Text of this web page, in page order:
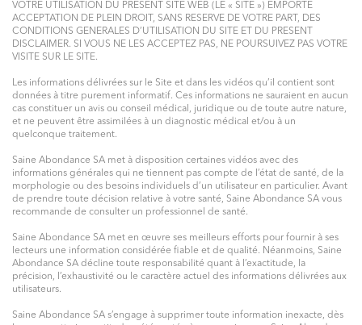
VOTRE UTILISATION DU PRESENT SITE WEB (LE « SITE ») EMPORTE
ACCEPTATION DE PLEIN DROIT, SANS RESERVE DE VOTRE PART, DES
CONDITIONS GENERALES D’UTILISATION DU SITE ET DU PRESENT
DISCLAIMER. SI VOUS NE LES ACCEPTEZ PAS, NE POURSUIVEZ PAS VOTRE
VISITE SUR LE SITE.
Les informations délivrées sur le Site et dans les vidéos qu’il contient sont
données à titre purement informatif. Ces informations ne sauraient en aucun
cas constituer un avis ou conseil médical, juridique ou de toute autre nature,
et ne peuvent être assimilées à un diagnostic médical et/ou à un
quelconque traitement.
Saine Abondance SA met à disposition certaines vidéos avec des
informations générales qui ne tiennent pas compte de l’état de santé, de la
morphologie ou des besoins individuels d’un utilisateur en particulier. Avant
de prendre toute décision relative à votre santé, Saine Abondance SA vous
recommande de consulter un professionnel de santé.
Saine Abondance SA met en œuvre ses meilleurs efforts pour fournir à ses
lecteurs une information considérée fiable et de qualité. Néanmoins, Saine
Abondance SA décline toute responsabilité quant à l’exactitude, la
précision, l’exhaustivité ou le caractère actuel des informations délivrées aux
utilisateurs.
Saine Abondance SA s’engage à supprimer toute information inexacte, dès